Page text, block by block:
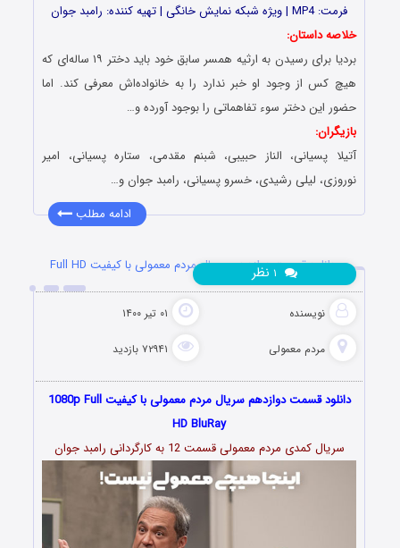
فرمت: MP4 | ویژه شبکه نمایش خانگی | تهیه کننده: رامبد جوان
خلاصه داستان:
بردیا برای رسیدن به ارثیه همسر سابق خود باید دختر ١٩ ساله‌ای که
هیچ کس از وجود او خبر ندارد را به خانواده‌اش معرفی کند. اما
حضور این دختر سوء تفاهماتی را بوجود آورده و…
بازیگران:
آتیلا پسیانی، الناز حبیبی، شبنم مقدمی، ستاره پسیانی، امیر
نوروزی، لیلی رشیدی، خسرو پسیانی، رامبد جوان و…
ادامه مطلب
دانلود قسمت دوازدهم سریال مردم معمولی با کیفیت Full HD
نویسنده ۰۱ تیر ۱۴۰۰
مردم معمولی ۷۲۹۴۱ بازدید
نظر
دانلود قسمت دوازدهم سریال مردم معمولی با کیفیت 1080p Full
HD BluRay
سریال کمدی مردم معمولی قسمت 12 به کارگردانی رامبد جوان